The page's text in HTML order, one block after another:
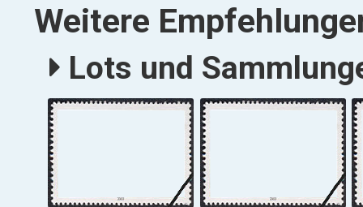
Weitere
Lots und